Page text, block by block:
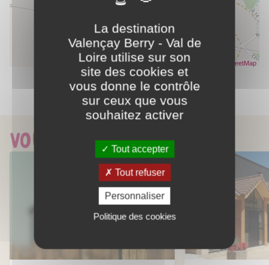
Leaflet| Données ©OpenStreetMap- Rendu OpenStreetMap
Partager ce contenu
Vous aimerez aussi...
La destination
Valençay Berry - Val de
Loire utilise sur son
site des cookies et
vous donne le contrôle
sur ceux que vous
souhaitez activer
Tout accepter
Tout refuser
Personnaliser
Politique des cookies